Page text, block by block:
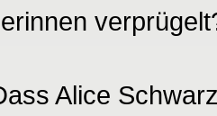
Alice